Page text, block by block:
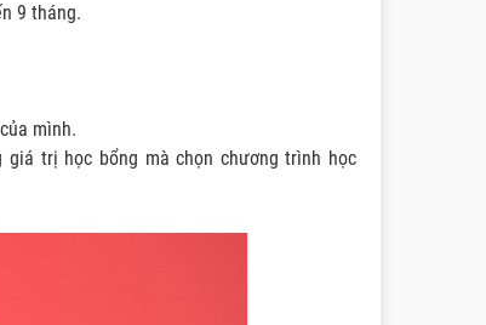
9 tháng.
mình.
trị học bổng mà chọn chương trình học